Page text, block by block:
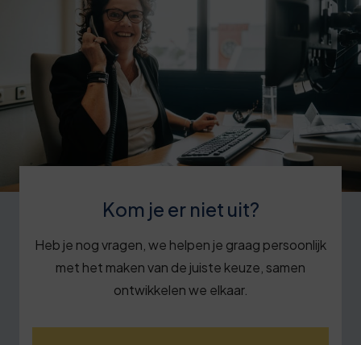
Kom je er niet uit?
Heb je nog vragen, we helpen je graag persoonlijk
met het maken van de juiste keuze, samen
ontwikkelen we elkaar.